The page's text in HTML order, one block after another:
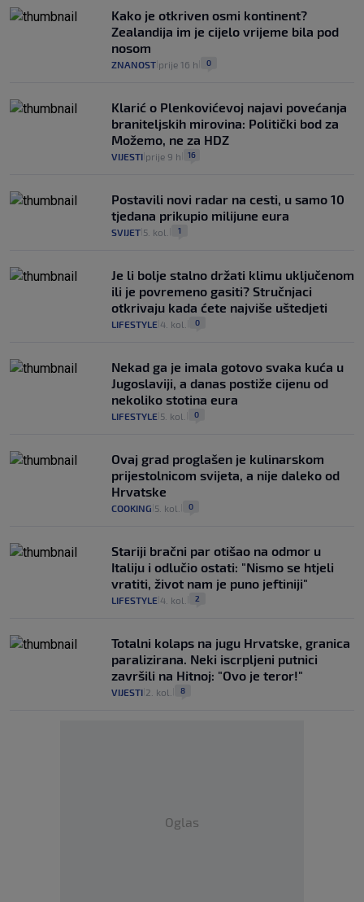
Kako je otkriven osmi kontinent?
Zealandija im je cijelo vrijeme bila pod
nosom
ZNANOST prije 16 h 0
Klarić o Plenkovićevoj najavi povećanja
braniteljskih mirovina: Politički bod za
Možemo, ne za HDZ
VIJESTI prije 9 h 16
Postavili novi radar na cesti, u samo 10
tjedana prikupio milijune eura
SVIJET 5. kol. 1
Je li bolje stalno držati klimu uključenom
ili je povremeno gasiti? Stručnjaci
otkrivaju kada ćete najviše uštedjeti
LIFESTYLE 4. kol. 0
Nekad ga je imala gotovo svaka kuća u
Jugoslaviji, a danas postiže cijenu od
nekoliko stotina eura
LIFESTYLE 5. kol. 0
Ovaj grad proglašen je kulinarskom
prijestolnicom svijeta, a nije daleko od
Hrvatske
COOKING 5. kol. 0
Stariji bračni par otišao na odmor u
Italiju i odlučio ostati: "Nismo se htjeli
vratiti, život nam je puno jeftiniji"
LIFESTYLE 4. kol. 2
Totalni kolaps na jugu Hrvatske, granica
paralizirana. Neki iscrpljeni putnici
završili na Hitnoj: "Ovo je teror!"
VIJESTI 2. kol. 8
Oglas